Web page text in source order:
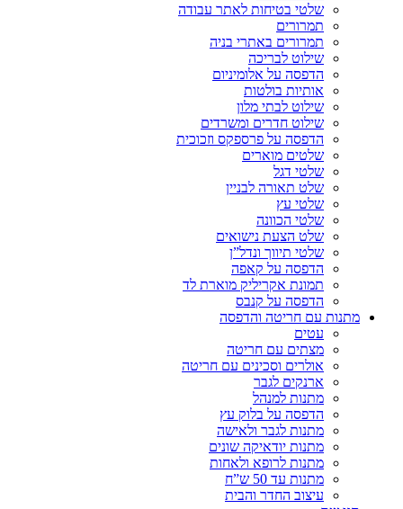
שלטי בטיחות לאתר עבודה
תמרורים
תמרורים באתרי בניה
שילוט לבריכה
הדפסה על אלומיניום
אותיות בולטות
שילוט לבתי מלון
שילוט חדרים ומשרדים
הדפסה על פרספקס וזכוכית
שלטים מוארים
שלטי דגל
שלט תאורה לבניין
שלטי עץ
שלטי הכוונה
שלט הצעת נישואים
שלטי תיווך ונדל”ן
הדפסה על קאפה
תמונת אקריליק מוארת לד
הדפסה על קנבס
מתנות עם חריטה והדפסה
עטים
מצתים עם חריטה
אולרים וסכינים עם חריטה
ארנקים לגבר
מתנות למנהל
הדפסה על בלוק עץ
מתנות לגבר ולאישה
מתנות יודאיקה שונים
מתנות לרופא ולאחות
מתנות עד 50 ש”ח
עיצוב החדר והבית